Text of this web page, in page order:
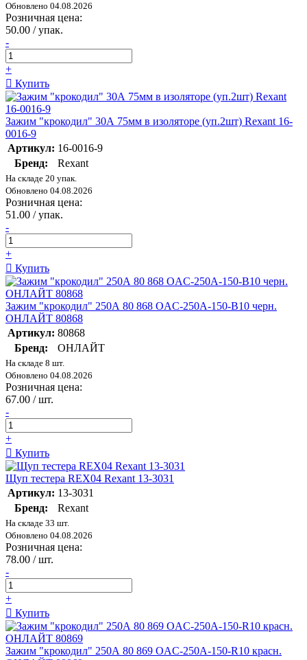
Обновлено 04.08.2026
Розничная цена:
50.00 / упак.
-
+
Купить
Зажим "крокодил" 30А 75мм в изоляторе (уп.2шт) Rexant 16-
0016-9
Артикул: 16-0016-9
Бренд:
Rexant
На складе 20 упак.
Обновлено 04.08.2026
Розничная цена:
51.00 / упак.
-
+
Купить
Зажим "крокодил" 250А 80 868 OAC-250A-150-B10 черн.
ОНЛАЙТ 80868
Артикул: 80868
Бренд:
ОНЛАЙТ
На складе 8 шт.
Обновлено 04.08.2026
Розничная цена:
67.00 / шт.
-
+
Купить
Щуп тестера REX04 Rexant 13-3031
Артикул: 13-3031
Бренд:
Rexant
На складе 33 шт.
Обновлено 04.08.2026
Розничная цена:
78.00 / шт.
-
+
Купить
Зажим "крокодил" 250А 80 869 OAC-250A-150-R10 красн.